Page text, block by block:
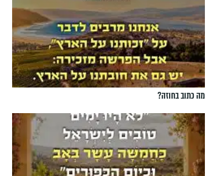
מה כתוב בחוזה?